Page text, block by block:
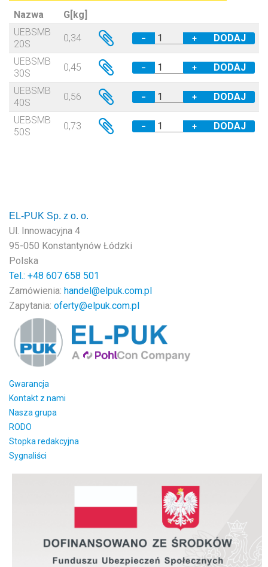
Nazwa
G[kg]
UEBSMB
20S
0,34 − +
UEBSMB
30S
0,45 − +
UEBSMB
40S
0,56 − +
UEBSMB
50S
0,73 − +
EL-PUK Sp. z o. o.
Ul. Innowacyjna 4
95-050 Konstantynów Łódzki
Polska
Tel.: +48 607 658 501
Zamówienia: handel@elpuk.com.pl
Zapytania: oferty@elpuk.com.pl
Gwarancja
Kontakt z nami
Nasza grupa
RODO
Stopka redakcyjna
Sygnaliści